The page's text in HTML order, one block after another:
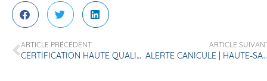
ARTICLE PRÉCÉDENT
CERTIFICATION HAUTE QUALITÉ DES SOINS
ARTICLE
ALERTE CANICULE | HAUTE-SAVOIE